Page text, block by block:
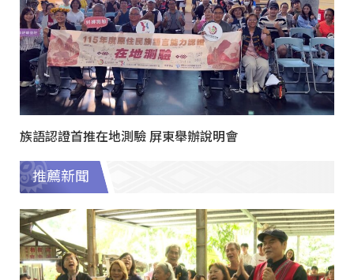
族語認證首推在地測驗 屏東舉辦說明會
推薦新聞